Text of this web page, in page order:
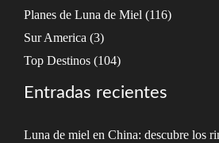
Planes de Luna de Miel (116)
Sur America (3)
Top Destinos (104)
Entradas recientes
Luna de miel en China: descubre los